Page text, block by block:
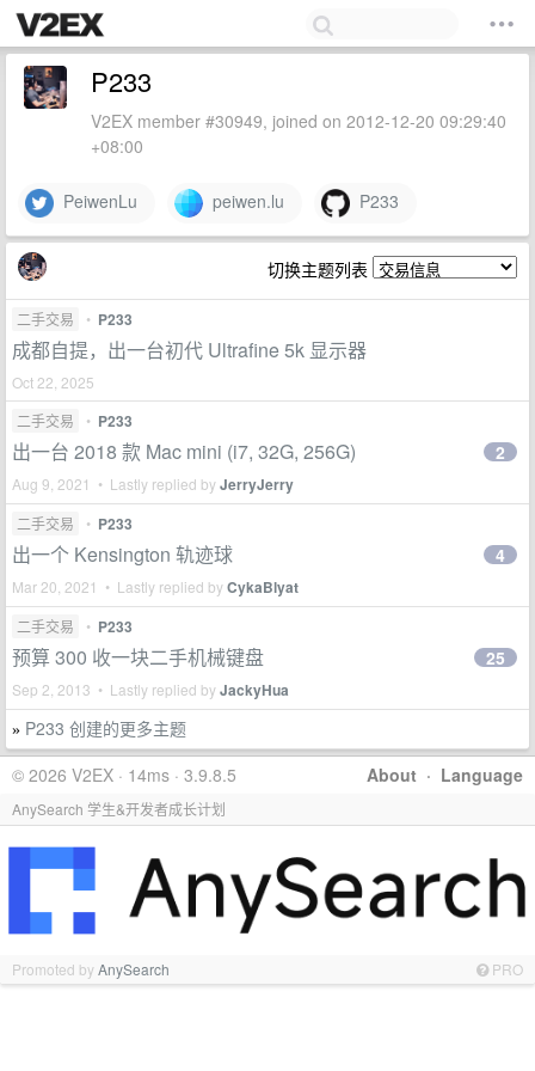
P233
V2EX member #30949, joined on 2012-12-20 09:29:40
+08:00
PeiwenLu peiwen.lu P233
切换主题列表
二手交易 • P233
成都自提，出一台初代 Ultrafine 5k 显示器
Oct 22, 2025
二手交易
• P233
出一台 2018 款 Mac mini (i7, 32G, 256G)
Aug 9, 2021 • Lastly replied byJerryJerry
2
二手交易 • P233
出一个 Kensington 轨迹球
Mar 20, 2021 • Lastly replied byCykaBlyat
4
二手交易 • P233
预算 300 收一块二手机械键盘
Sep 2, 2013 • Lastly replied byJackyHua
25
» P233 创建的更多主题
About · Language
© 2026 V2EX · 14ms · 3.9.8.5
AnySearch 学生&开发者成长计划
Promoted byAnySearch PRO